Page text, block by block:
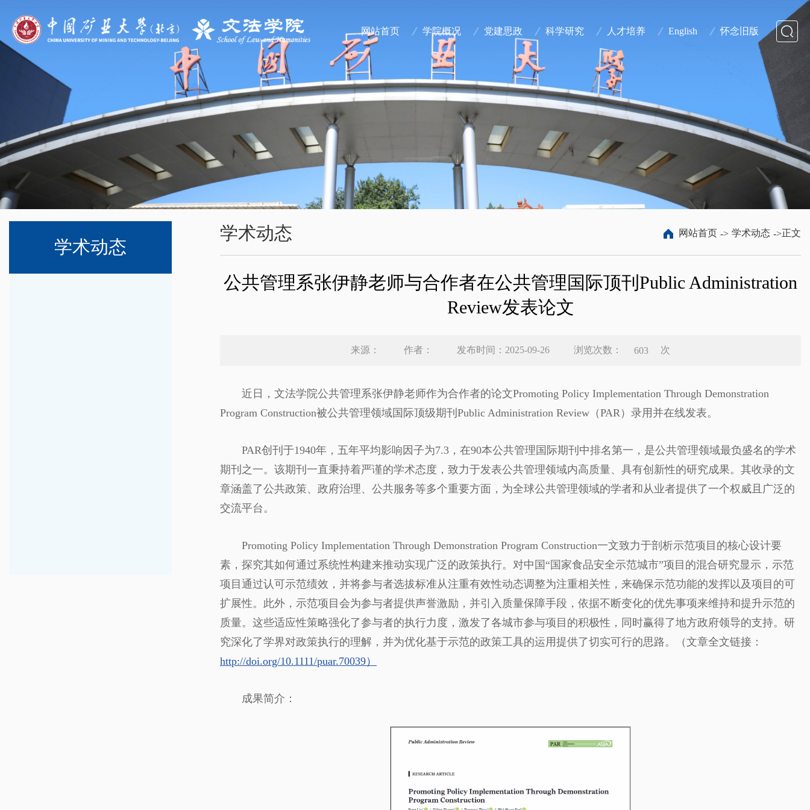
网站首页 学院概况 党建思政 科学研究 人才培养 English 怀念旧版
学术动态
学术动态 网站首页 -> 学术动态 ->正文
公共管理系张伊静老师与合作者在公共管理国际顶刊Public Administration
Review发表论文
来源： 作者： 发布时间：2025-09-26 浏览次数： 603 次
近日，文法学院公共管理系张伊静老师作为合作者的论文Promoting Policy Implementation Through Demonstration
Program Construction被公共管理领域国际顶级期刊Public Administration Review（PAR）录用并在线发表。
PAR创刊于1940年，五年平均影响因子为7.3，在90本公共管理国际期刊中排名第一，是公共管理领域最负盛名的学术
期刊之一。该期刊一直秉持着严谨的学术态度，致力于发表公共管理领域内高质量、具有创新性的研究成果。其收录的文
章涵盖了公共政策、政府治理、公共服务等多个重要方面，为全球公共管理领域的学者和从业者提供了一个权威且广泛的
交流平台。
Promoting Policy Implementation Through Demonstration Program Construction一文致力于剖析示范项目的核心设计要
素，探究其如何通过系统性构建来推动实现广泛的政策执行。对中国“国家食品安全示范城市”项目的混合研究显示，示范
项目通过认可示范绩效，并将参与者选拔标准从注重有效性动态调整为注重相关性，来确保示范功能的发挥以及项目的可
扩展性。此外，示范项目会为参与者提供声誉激励，并引入质量保障手段，依据不断变化的优先事项来维持和提升示范的
质量。这些适应性策略强化了参与者的执行力度，激发了各城市参与项目的积极性，同时赢得了地方政府领导的支持。研
究深化了学界对政策执行的理解，并为优化基于示范的政策工具的运用提供了切实可行的思路。（文章全文链接：
http://doi.org/10.1111/puar.70039）
成果简介：